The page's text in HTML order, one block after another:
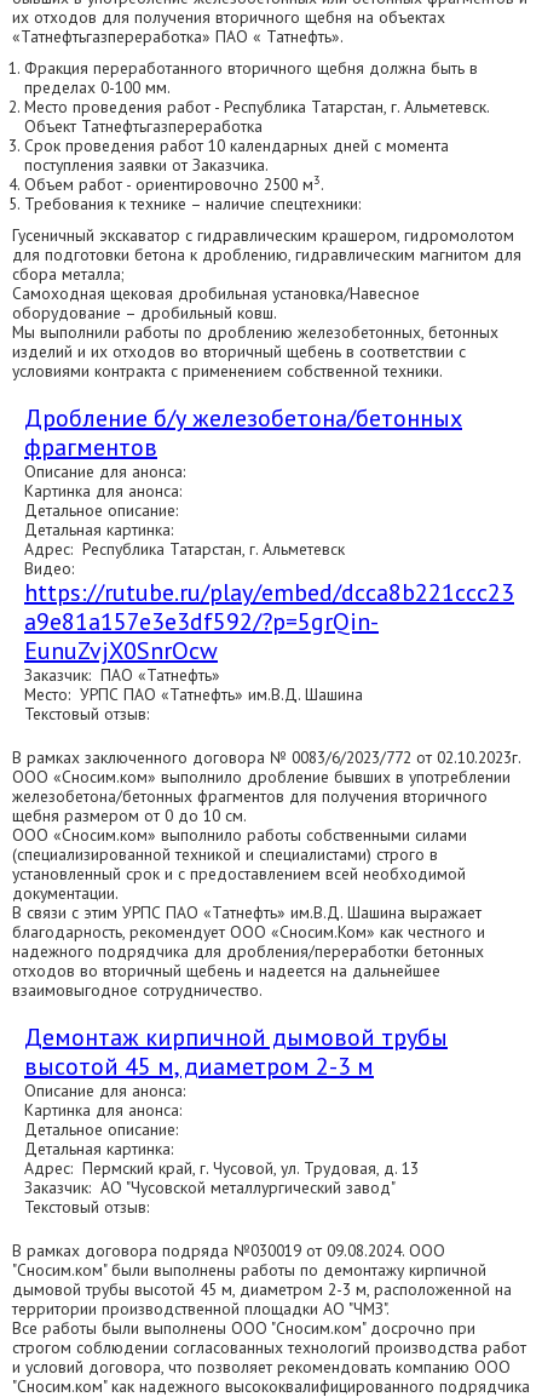
их отходов для получения вторичного щебня на объектах
«Татнефтьгазпереработка» ПАО « Татнефть».
Фракция переработанного вторичного щебня должна быть в
пределах 0-100 мм.
Место проведения работ - Республика Татарстан, г. Альметевск.
Объект Татнефтьгазпереработка
Срок проведения работ 10 календарных дней с момента
поступления заявки от Заказчика.
Объем работ - ориентировочно 2500 м3.
Требования к технике – наличие спецтехники:
Гусеничный экскаватор с гидравлическим крашером, гидромолотом
для подготовки бетона к дроблению, гидравлическим магнитом для
сбора металла;
Самоходная щековая дробильная установка/Навесное
оборудование – дробильный ковш.
Мы выполнили работы по дроблению железобетонных, бетонных
изделий и их отходов во вторичный щебень в соответствии с
условиями контракта с применением собственной техники.
Дробление б/у железобетона/бетонных
фрагментов
Описание для анонса:
Картинка для анонса:
Детальное описание:
Детальная картинка:
Адрес: Республика Татарстан, г. Альметевск
Видео:
https://rutube.ru/play/embed/dcca8b221ccc23
a9e81a157e3e3df592/?p=5grQin-
EunuZvjX0SnrOcw
Заказчик: ПАО «Татнефть»
Место: УРПС ПАО «Татнефть» им.В.Д. Шашина
Текстовый отзыв:
В рамках заключенного договора № 0083/6/2023/772 от 02.10.2023г.
ООО «Сносим.ком» выполнило дробление бывших в употреблении
железобетона/бетонных фрагментов для получения вторичного
щебня размером от 0 до 10 см.
ООО «Сносим.ком» выполнило работы собственными силами
(специализированной техникой и специалистами) строго в
установленный срок и с предоставлением всей необходимой
документации.
В связи с этим УРПС ПАО «Татнефть» им.В.Д. Шашина выражает
благодарность, рекомендует ООО «Сносим.Ком» как честного и
надежного подрядчика для дробления/переработки бетонных
отходов во вторичный щебень и надеется на дальнейшее
взаимовыгодное сотрудничество.
Демонтаж кирпичной дымовой трубы
высотой 45 м, диаметром 2-3 м
Описание для анонса:
Картинка для анонса:
Детальное описание:
Детальная картинка:
Адрес: Пермский край, г. Чусовой, ул. Трудовая, д. 13
Заказчик: АО "Чусовской металлургический завод"
Текстовый отзыв:
В рамках договора подряда №030019 от 09.08.2024. ООО
"Сносим.ком" были выполнены работы по демонтажу кирпичной
дымовой трубы высотой 45 м, диаметром 2-3 м, расположенной на
территории производственной площадки АО "ЧМЗ".
Все работы были выполнены ООО "Сносим.ком" досрочно при
строгом соблюдении согласованных технологий производства работ
и условий договора, что позволяет рекомендовать компанию ООО
"Сносим.ком" как надежного высококвалифицированного подрядчика